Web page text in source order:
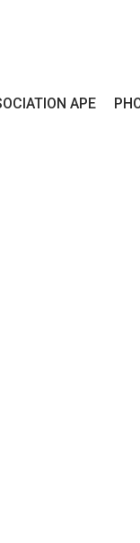
APE